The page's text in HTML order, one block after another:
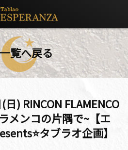
覧へ戻る
) RINCON FLAMENCO
メンコの片隅で~【エ
タブラオ企画】